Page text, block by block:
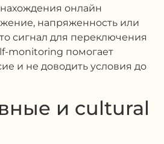
онлайн
напряженность или
сигнал для переключения
monitoring помогает
и не доводить условия до
и cultural